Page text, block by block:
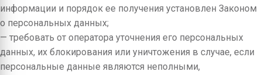
информации и порядок ее получения установлен Законом
о персональных данных;
— требовать от оператора уточнения его персональных
данных, их блокирования или уничтожения в случае, если
персональные данные являются неполными,